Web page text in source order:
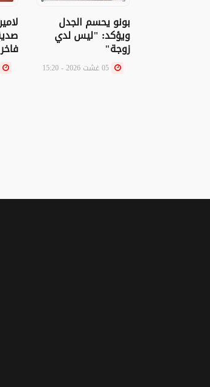
بونو يحسم الجدل
ويؤكد: "ليس لدي
زوجة"